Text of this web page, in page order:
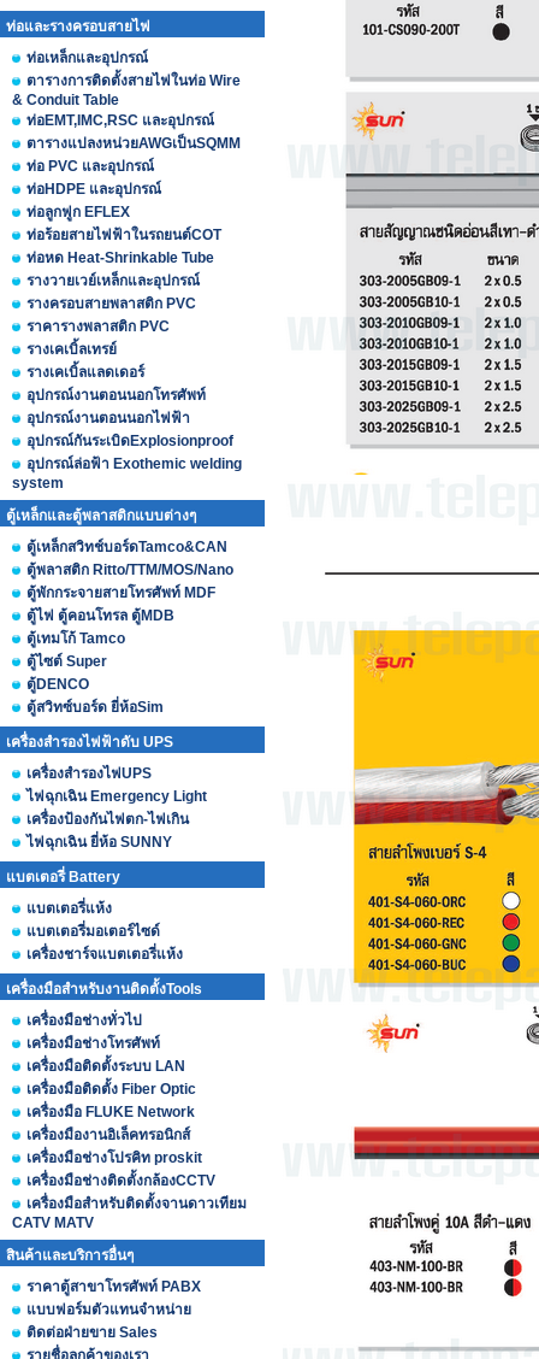
ท่อและรางครอบสายไฟ
ท่อเหล็กและอุปกรณ์
ตารางการติดตั้งสายไฟในท่อ Wire
& Conduit Table
ท่อEMT,IMC,RSC และอุปกรณ์
ตารางแปลงหน่วยAWGเป็นSQMM
ท่อ PVC และอุปกรณ์
ท่อHDPE และอุปกรณ์
ท่อลูกฟูก EFLEX
ท่อร้อยสายไฟฟ้าในรถยนต์COT
ท่อหด Heat-Shrinkable Tube
รางวายเวย์เหล็กและอุปกรณ์
รางครอบสายพลาสติก PVC
ราคารางพลาสติก PVC
รางเคเบิ้ลเทรย์
รางเคเบิ้ลแลดเดอร์
อุปกรณ์งานตอนนอกโทรศัพท์
อุปกรณ์งานตอนนอกไฟฟ้า
อุปกรณ์กันระเบิดExplosionproof
อุปกรณ์ล่อฟ้า Exothemic welding
system
ตู้เหล็กและตู้พลาสติกแบบต่างๆ
ตู้เหล็กสวิทช์บอร์ดTamco&CAN
ตู้พลาสติก Ritto/TTM/MOS/Nano
ตู้พักกระจายสายโทรศัพท์ MDF
ตู้ไฟ ตู้คอนโทรล ตู้MDB
ตู้เทมโก้ Tamco
ตู้ไซต์ Super
ตู้DENCO
ตู้สวิทซ์บอร์ด ยี่ห้อSim
เครื่องสำรองไฟฟ้าดับ UPS
เครื่องสำรองไฟUPS
ไฟฉุกเฉิน Emergency Light
เครื่องป้องกันไฟตก-ไฟเกิน
ไฟฉุกเฉิน ยี่ห้อ SUNNY
แบตเตอรี่ Battery
แบตเตอรี่แห้ง
แบตเตอรี่มอเตอร์ไซด์
เครื่องชาร์จแบตเตอรี่แห้ง
เครื่องมือสำหรับงานติดตั้งTools
เครื่องมือช่างทั่วไป
เครื่องมือช่างโทรศัพท์
เครื่องมือติดตั้งระบบ LAN
เครื่องมือติดตั้ง Fiber Optic
เครื่องมือ FLUKE Network
เครื่องมืองานอิเล็คทรอนิกส์
เครื่องมือช่างโปรคิท proskit
เครื่องมือช่างติดตั้งกล้องCCTV
เครื่องมือสำหรับติดตั้งจานดาวเทียม
CATV MATV
สินค้าและบริการอื่นๆ
ราคาตู้สาขาโทรศัพท์ PABX
แบบฟอร์มตัวแทนจำหน่าย
ติดต่อฝ่ายขาย Sales
รายชื่อลูกค้าของเรา